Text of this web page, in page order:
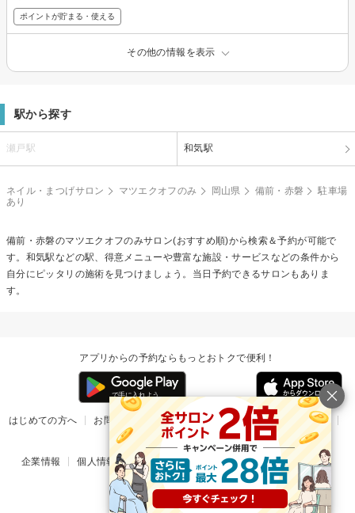
ポイントが貯まる・使える
その他の情報を表示
駅から探す
瀬戸駅 和気駅
ネイル・まつげサロン マツエクオフのみ 岡山県 備前・赤磐
駐車場
あり
備前・赤磐のマツエクオフのみサロン(おすすめ順)から検索＆予約が可能で
す。和気駅などの駅、得意メニューや豊富な施設・サービスなどの条件から
自分にピッタリの施術を見つけましょう。当日予約できるサロンもありま
す。
アプリからの予約ならもっとおトクで便利！
はじめての方へ お問い合わせ ヘルプ リリース情報
利用規約
掲載ご希望のサロン様
企業情報 個人情報保護方針 楽天のサービス一覧 アプリ一覧
© Rakuten Group, Inc.